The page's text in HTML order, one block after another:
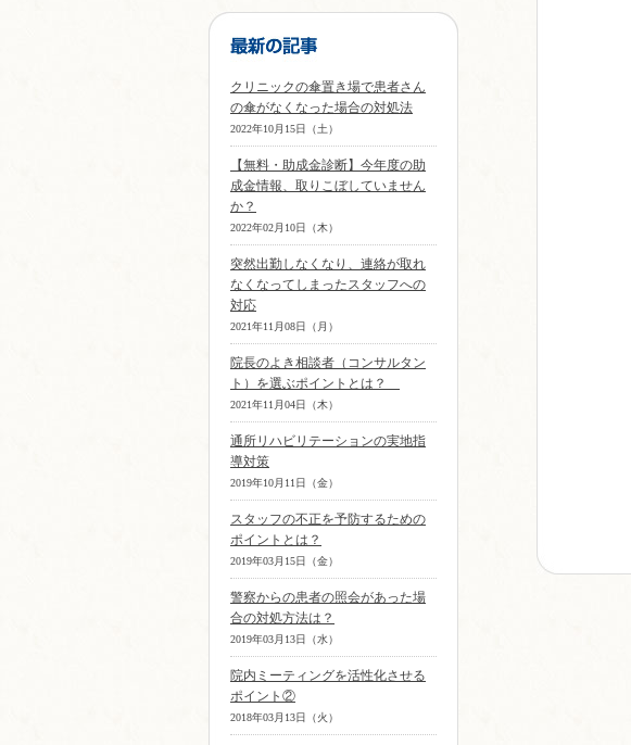
クリニックの傘置き場で患者さん
の傘がなくなった場合の対処法
2022年10月15日（土）
【無料・助成金診断】今年度の助
成金情報、取りこぼしていません
か？
2022年02月10日（木）
突然出勤しなくなり、連絡が取れ
なくなってしまったスタッフへの
対応
2021年11月08日（月）
院長のよき相談者（コンサルタン
ト）を選ぶポイントとは？
2021年11月04日（木）
通所リハビリテーションの実地指
導対策
2019年10月11日（金）
スタッフの不正を予防するための
ポイントとは？
2019年03月15日（金）
警察からの患者の照会があった場
合の対処方法は？
2019年03月13日（水）
院内ミーティングを活性化させる
ポイント②
2018年03月13日（火）